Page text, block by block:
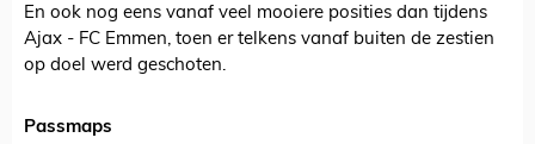
En ook nog eens vanaf veel mooiere posities dan tijdens
Ajax - FC Emmen, toen er telkens vanaf buiten de zestien
op doel werd geschoten.
Passmaps